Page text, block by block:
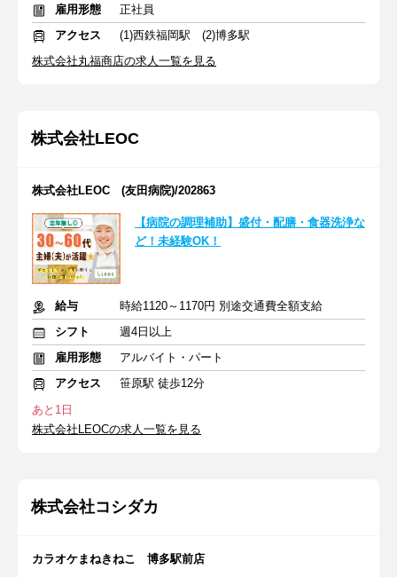
雇用形態
正社員
アクセス
(1)西鉄福岡駅 (2)博多駅
株式会社丸福商店の求人一覧を見る
株式会社LEOC
株式会社LEOC (友田病院)/202863
【病院の調理補助】盛付・配膳・食器洗浄な
ど！未経験OK！
給与
時給1120～1170円 別途交通費全額支給
シフト
週4日以上
雇用形態
アルバイト・パート
アクセス
笹原駅 徒歩12分
あと1日
株式会社LEOCの求人一覧を見る
株式会社コシダカ
カラオケまねきねこ 博多駅前店